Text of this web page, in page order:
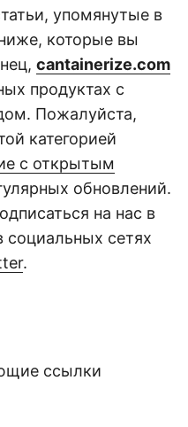
упомянутые в
которые вы
cantainerize.com
продуктах с
Пожалуйста,
категорией
с открытым
обновлений.
на нас в
социальных сетях
.
ссылки